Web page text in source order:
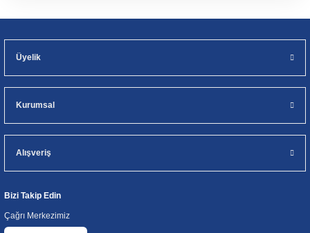
Üyelik
Kurumsal
Alışveriş
Bizi Takip Edin
Çağrı Merkezimiz